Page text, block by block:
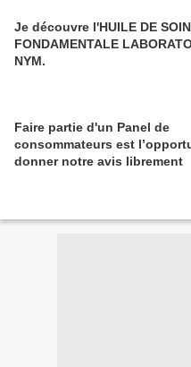
Je découvre l'HUILE DE
FONDAMENTALE
NYM.
Faire partie d'un Panel de
consommateurs est
donner notre avis librement